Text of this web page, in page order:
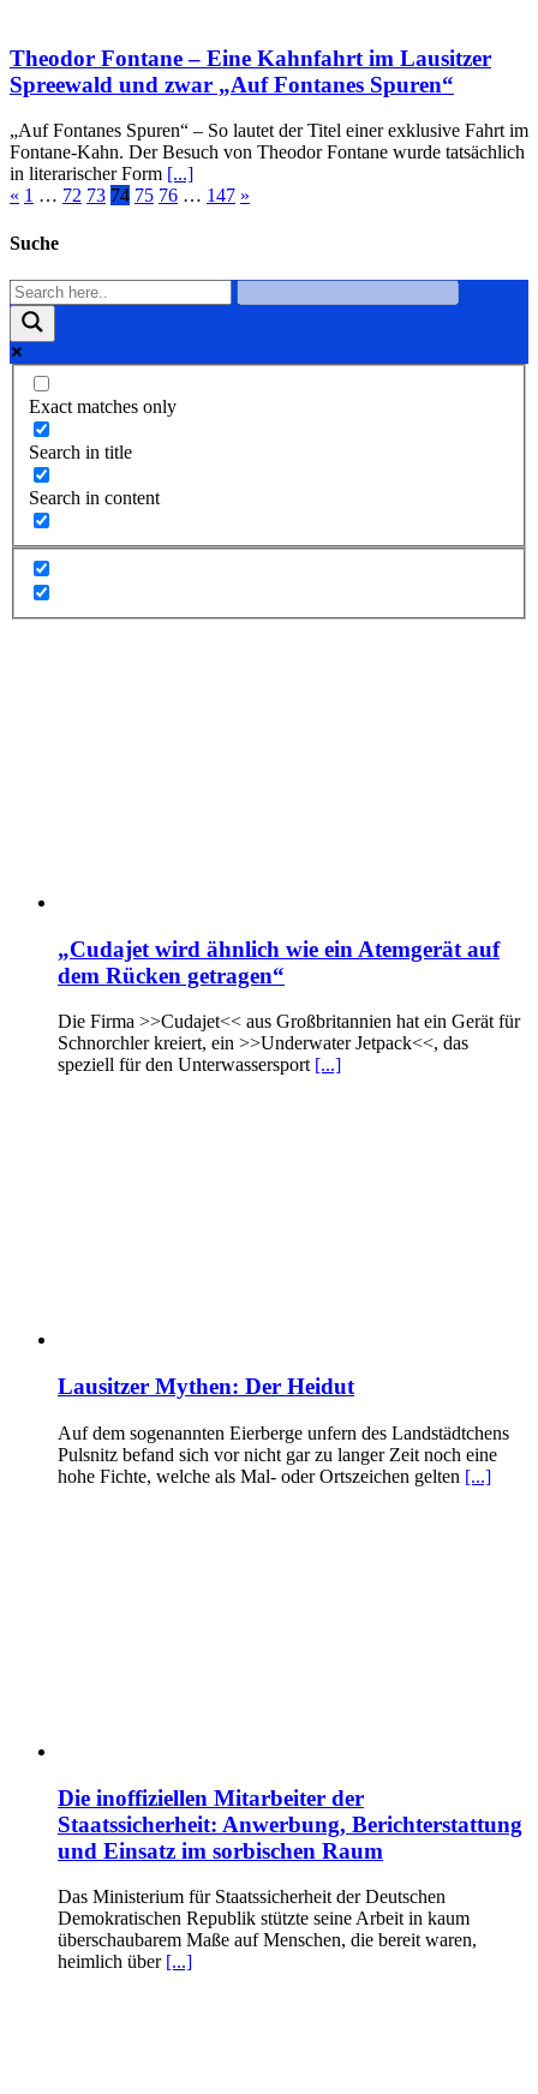
Theodor Fontane – Eine Kahnfahrt im Lausitzer
Spreewald und zwar „Auf Fontanes Spuren“
„Auf Fontanes Spuren“ – So lautet der Titel einer exklusive Fahrt im
Fontane-Kahn. Der Besuch von Theodor Fontane wurde tatsächlich
in literarischer Form [...]
« 1 … 72 73 74 75 76 … 147 »
Suche
Exact matches only
Search in title
Search in content
„Cudajet wird ähnlich wie ein Atemgerät auf
dem Rücken getragen“
Die Firma >>Cudajet<< aus Großbritannien hat ein Gerät für
Schnorchler kreiert, ein >>Underwater Jetpack<<, das
speziell für den Unterwassersport [...]
Lausitzer Mythen: Der Heidut
Auf dem sogenannten Eierberge unfern des Landstädtchens
Pulsnitz befand sich vor nicht gar zu langer Zeit noch eine
hohe Fichte, welche als Mal- oder Ortszeichen gelten [...]
Die inoffiziellen Mitarbeiter der
Staatssicherheit: Anwerbung, Berichterstattung
und Einsatz im sorbischen Raum
Das Ministerium für Staatssicherheit der Deutschen
Demokratischen Republik stützte seine Arbeit in kaum
überschaubarem Maße auf Menschen, die bereit waren,
heimlich über [...]